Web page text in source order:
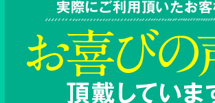
実際にご利用頂いたお客